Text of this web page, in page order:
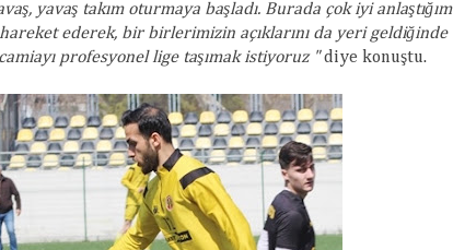
yavaş takım oturmaya başladı. Burada çok iyi anlaştığım
ederek, bir birlerimizin açıklarını da yeri geldiğinde
profesyonel lige taşımak istiyoruz "diye konuştu.